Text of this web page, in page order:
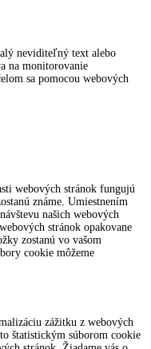
neviditeľný text alebo
na monitorovanie
sa pomocou webových
webových stránok fungujú
známe. Umiestnením
našich webových
stránok opakovane
zostanú vo vašom
cookie môžeme
zážitku z webových
štatistickým súborom cookie